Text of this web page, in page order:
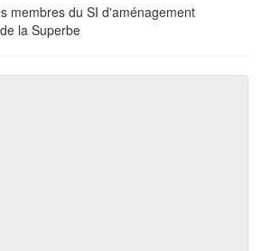
membres du SI d'aménagement
la Superbe